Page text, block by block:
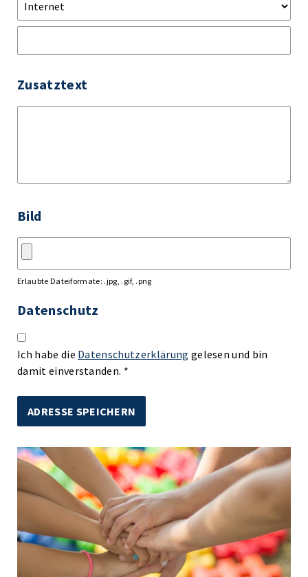
Zusatztext
Bild
Erlaubte Dateiformate: .jpg, .gif, .png
Datenschutz
Ich habe die Datenschutzerklärung gelesen und bin
damit einverstanden. *